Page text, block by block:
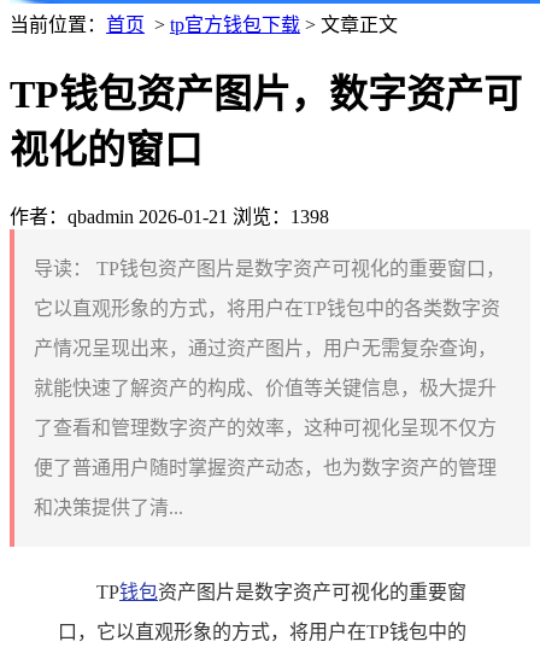
当前位置： 首页 > tp官方钱包下载 > 文章正文
TP钱包资产图片，数字资产可
视化的窗口
作者：qbadmin 2026-01-21 浏览：1398
导读：
TP钱包资产图片是数字资产可视化的重要窗口，
它以直观形象的方式，将用户在TP钱包中的各类数字资
产情况呈现出来，通过资产图片，用户无需复杂查询，
就能快速了解资产的构成、价值等关键信息，极大提升
了查看和管理数字资产的效率，这种可视化呈现不仅方
便了普通用户随时掌握资产动态，也为数字资产的管理
和决策提供了清...
TP钱包资产图片是数字资产可视化的重要窗
口，它以直观形象的方式，将用户在TP钱包中的